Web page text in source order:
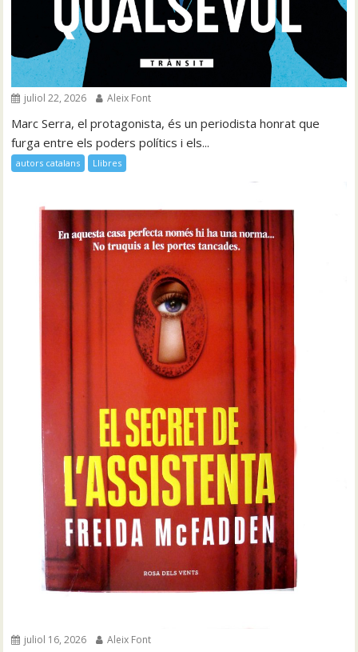
juliol 22, 2026 Aleix Font
Marc Serra, el protagonista, és un periodista honrat que
furga entre els poders polítics i els...
autors catalans Llibres
juliol 16, 2026 Aleix Font